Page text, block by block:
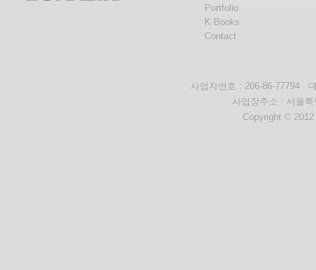
Portfolio
K-Books
Contact
사업자번호 : 206-86-77794
사업장주소 : 서울
Copyright ©